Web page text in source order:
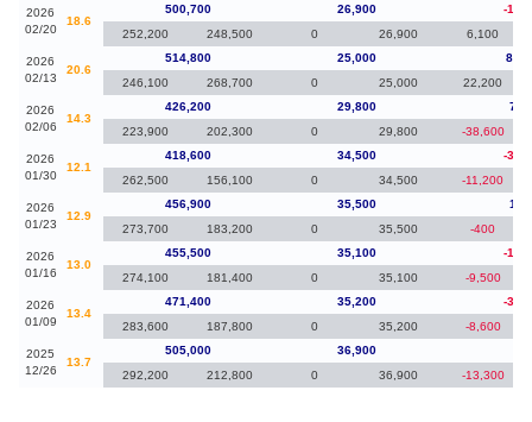
2026
02/20
18.6
500,700 26,900
-
252,200
248,500 0 26,900 6,100
2026
02/13
20.6
514,800 25,000
246,100
268,700 0 25,000 22,200
2026
02/06
14.3
426,200 29,800
223,900
202,300 0 29,800 -38,600
2026
01/30
12.1
418,600 34,500
-
262,500
156,100 0 34,500 -11,200
2026
01/23
12.9
456,900 35,500
273,700
183,200 0 35,500 -400
2026
01/16
13.0
455,500 35,100
-
274,100
181,400 0 35,100 -9,500
2026
01/09
13.4
471,400 35,200
-
283,600
187,800 0 35,200 -8,600
2025
12/26
13.7
505,000 36,900
292,200
212,800 0 36,900 -13,300